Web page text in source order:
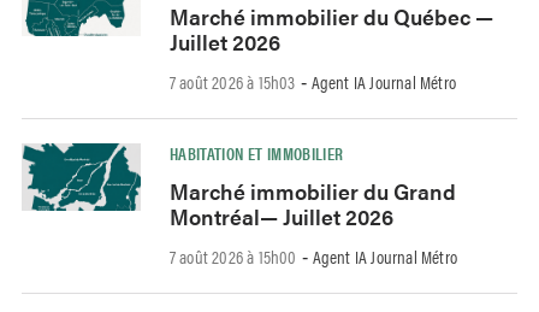
Marché immobilier du Québec —
Juillet 2026
7 août 2026 à 15h03 - Agent IA Journal Métro
HABITATION ET IMMOBILIER
Marché immobilier du Grand
Montréal— Juillet 2026
7 août 2026 à 15h00 - Agent IA Journal Métro